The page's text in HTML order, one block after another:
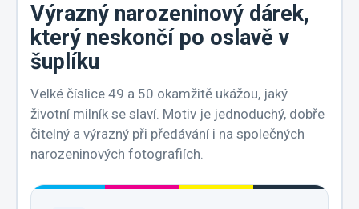
Výrazný narozeninový dárek,
který neskončí po oslavě v
šuplíku
Velké číslice 49 a 50 okamžitě ukážou, jaký
životní milník se slaví. Motiv je jednoduchý, dobře
čitelný a výrazný při předávání i na společných
narozeninových fotografiích.